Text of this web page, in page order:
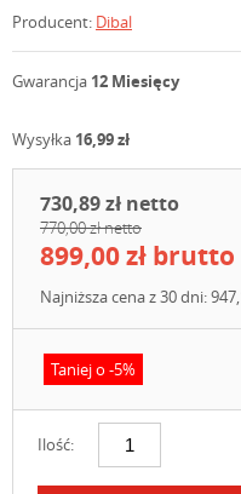
Producent: Dibal
Gwarancja 12 Miesięcy
Wysyłka 16,99 zł
730,89 zł netto
770,00 zł netto
899,00 zł brutto
Najniższa cena z 30 dni:
Taniej o -5%
Ilość: